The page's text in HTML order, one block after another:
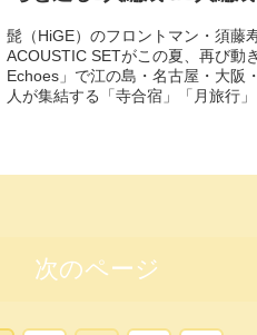
髭（HiGE）のフロントマン・須藤
ACOUSTIC SETがこの夏、再び動
Echoes」で江の島・名古屋・大阪
人が集結する「寺合宿」「月旅行
次のページ